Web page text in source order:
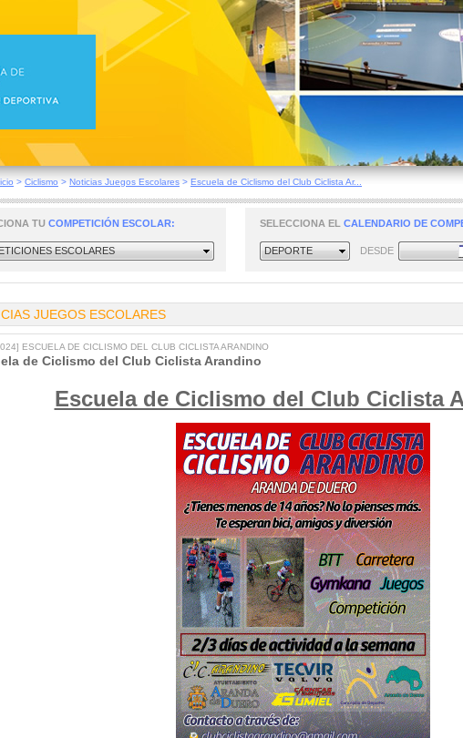
> Ciclismo > Noticias Juegos Escolares > Escuela de Ciclismo del Club Ciclista Ar...
TU COMPETICIÓN ESCOLAR:
ESCOLARES
SELECCIONA EL CALENDARIO DE
DEPORTE DESDE
JUEGOS ESCOLARES
ESCUELA DE CICLISMO DEL CLUB CICLISTA ARANDINO
de Ciclismo del Club Ciclista Arandino
Escuela de Ciclismo del Club Ciclista